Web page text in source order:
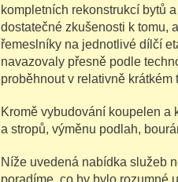
kompletních rekonstrukcí bytů
dostatečné zkušenosti k tomu,
řemeslníky na jednotlivé dílčí
navazovaly přesně podle
proběhnout v relativně krátkém
Kromě vybudování koupelen a
a stropů, výměnu podlah,
Níže uvedená nabídka služeb
poradíme, co by bylo rozumné